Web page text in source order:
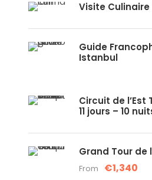
Visite
Guide
Istanbul
Circuit de
11 jours – 10
Grand Tour de
From €1,340